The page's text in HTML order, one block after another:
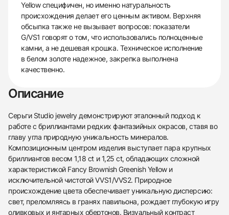
Yellow специфичен, но именно натуральность
происхождения делает его ценным активом. Верхняя
обсыпка также не вызывает вопросов: показатели
G/VS1 говорят о том, что использовались полноценные
камни, а не дешевая крошка. Техническое исполнение
в белом золоте надежное, закрепка выполнена
качественно.
Описание
Серьги Studio jewelry демонстрируют эталонный подход к
работе с бриллиантами редких фантазийных окрасов, ставя во
главу угла природную уникальность минералов.
Композиционным центром изделия выступает пара крупных
бриллиантов весом 1,18 ct и 1,25 ct, обладающих сложной
характеристикой Fancy Brownish Greenish Yellow и
исключительной чистотой VVS1/VVS2. Природное
происхождение цвета обеспечивает уникальную дисперсию:
свет, преломляясь в гранях павильона, рождает глубокую игру
оливковых и янтарных обертонов. Визуальный контраст